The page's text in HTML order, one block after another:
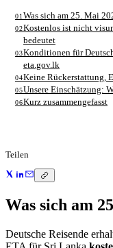
01 Was sich am 25. Mai
02Kostenlos ist nicht
bedeutet
03Konditionen für
eta.gov.lk
04Keine Rückerstattung,
05Unsere Einschätzung:
06Kurz zusammengefasst
Teilen
Was sich am
Deutsche Reisende